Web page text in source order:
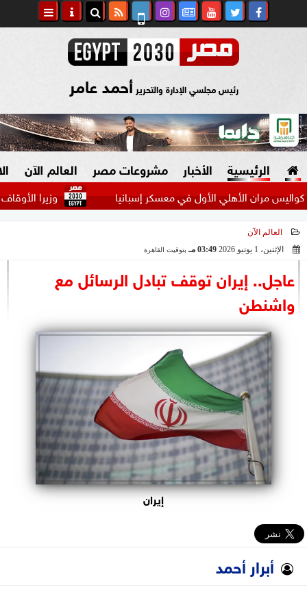
رئيس مجلسي الإدارة والتحرير أحمد عامر
الرئيسية الأخبار
السياسة
الرئاسة
البرلمان
الأحزاب
مشروعات مصر العالم الآن
وزيرا الأوقاف الأهلي الأول في معسكر إسبانيا
العالم الآن
الإثنين، 1 يونيو 2026
03:49 مـ بتوقيت القاهرة
عاجل.. إيران توقف تبادل الرسائل مع
واشنطن
إيران
أبرار أحمد